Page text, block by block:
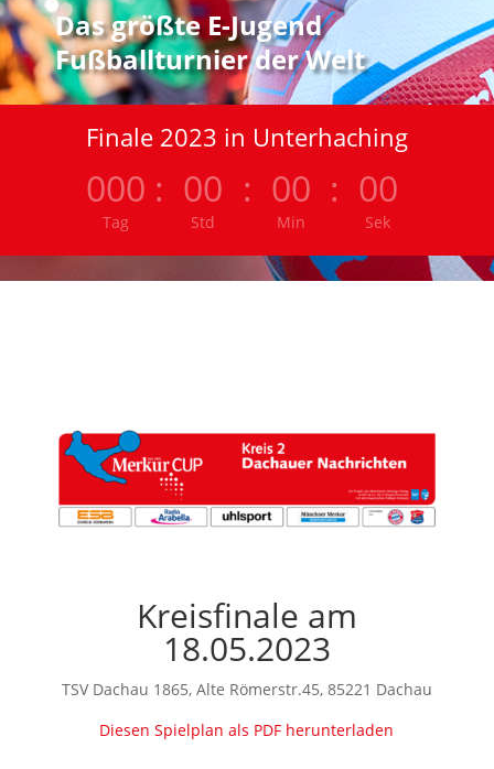
Das größte E-Jugend
Fußballturnier der Welt
Finale 2023 in Unterhaching
000
Tag
: 00
Std
: 00
Min
: 00
Sek
Kreisfinale am
18.05.2023
TSV Dachau 1865, Alte Römerstr.45, 85221 Dachau
Diesen Spielplan als PDF herunterladen